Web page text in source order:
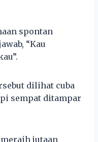
spontan
“Kau
dilihat cuba
sempat ditampar
jutaan